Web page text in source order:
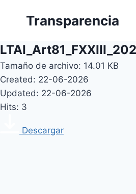
Transparencia
Tamaño de archivo: 14.01 KB
Created: 22-06-2026
Updated: 22-06-2026
Hits: 3
Descargar